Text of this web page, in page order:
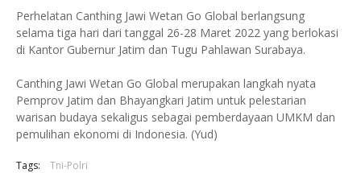
Perhelatan Canthing Jawi Wetan Go Global berlangsung
selama tiga hari dari tanggal 26-28 Maret 2022 yang berlokasi
di Kantor Gubernur Jatim dan Tugu Pahlawan Surabaya.
Canthing Jawi Wetan Go Global merupakan langkah nyata
Pemprov Jatim dan Bhayangkari Jatim untuk pelestarian
warisan budaya sekaligus sebagai pemberdayaan UMKM dan
pemulihan ekonomi di Indonesia. (Yud)
Tags: Tni-Polri